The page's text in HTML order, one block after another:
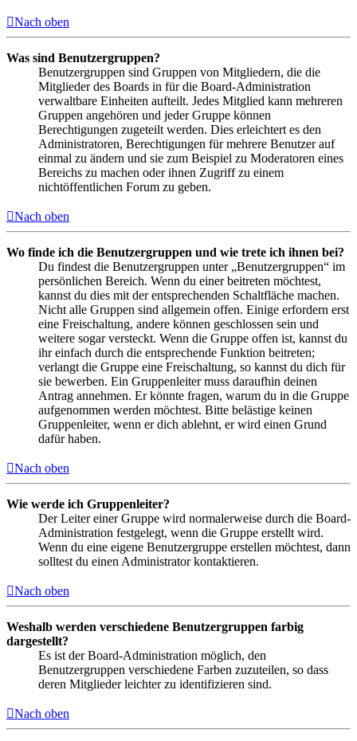
Nach oben
Was sind Benutzergruppen?
Benutzergruppen sind Gruppen von Mitgliedern, die die
Mitglieder des Boards in für die Board-Administration
verwaltbare Einheiten aufteilt. Jedes Mitglied kann mehreren
Gruppen angehören und jeder Gruppe können
Berechtigungen zugeteilt werden. Dies erleichtert es den
Administratoren, Berechtigungen für mehrere Benutzer auf
einmal zu ändern und sie zum Beispiel zu Moderatoren eines
Bereichs zu machen oder ihnen Zugriff zu einem
nichtöffentlichen Forum zu geben.
Nach oben
Wo finde ich die Benutzergruppen und wie trete ich ihnen bei?
Du findest die Benutzergruppen unter „Benutzergruppen“ im
persönlichen Bereich. Wenn du einer beitreten möchtest,
kannst du dies mit der entsprechenden Schaltfläche machen.
Nicht alle Gruppen sind allgemein offen. Einige erfordern erst
eine Freischaltung, andere können geschlossen sein und
weitere sogar versteckt. Wenn die Gruppe offen ist, kannst du
ihr einfach durch die entsprechende Funktion beitreten;
verlangt die Gruppe eine Freischaltung, so kannst du dich für
sie bewerben. Ein Gruppenleiter muss daraufhin deinen
Antrag annehmen. Er könnte fragen, warum du in die Gruppe
aufgenommen werden möchtest. Bitte belästige keinen
Gruppenleiter, wenn er dich ablehnt, er wird einen Grund
dafür haben.
Nach oben
Wie werde ich Gruppenleiter?
Der Leiter einer Gruppe wird normalerweise durch die Board-
Administration festgelegt, wenn die Gruppe erstellt wird.
Wenn du eine eigene Benutzergruppe erstellen möchtest, dann
solltest du einen Administrator kontaktieren.
Nach oben
Weshalb werden verschiedene Benutzergruppen farbig
dargestellt?
Es ist der Board-Administration möglich, den
Benutzergruppen verschiedene Farben zuzuteilen, so dass
deren Mitglieder leichter zu identifizieren sind.
Nach oben